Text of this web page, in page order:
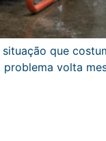
que
volta